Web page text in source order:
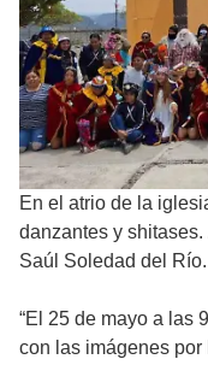
En el atrio de la
danzantes y shitases.
Saúl Soledad del Río.
“El 25 de mayo a las
con las imágenes